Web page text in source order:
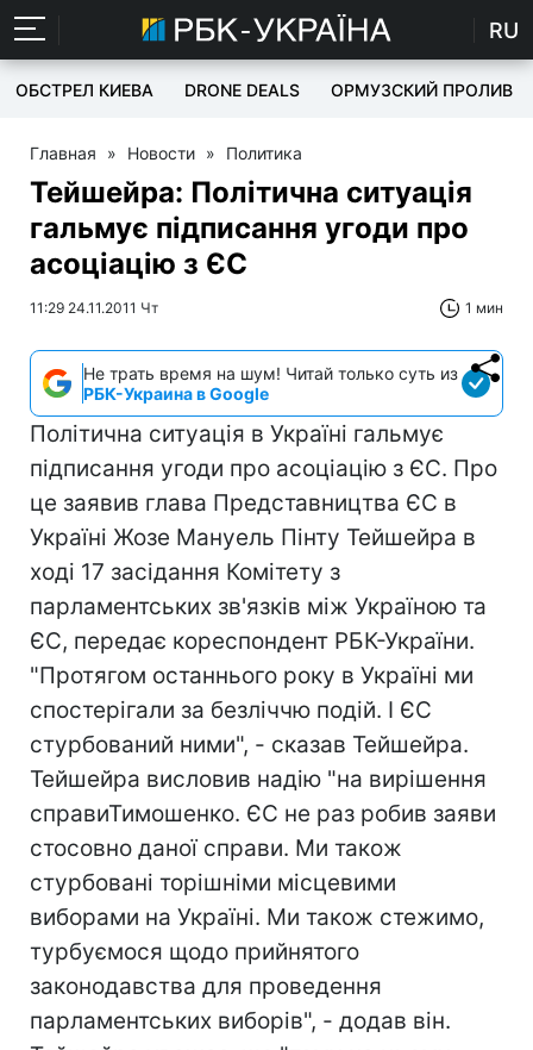
RU
ОБСТРЕЛ КИЕВА DRONE DEALS ОРМУЗСКИЙ ПРОЛИВ
Главная » Новости » Политика
Тейшейра: Політична ситуація
гальмує підписання угоди про
асоціацію з ЄС
11:29 24.11.2011 Чт 1 мин
Не трать время на шум! Читай только суть из
РБК-Украина в Google
Політична ситуація в Україні гальмує
підписання угоди про асоціацію з ЄС. Про
це заявив глава Представництва ЄС в
Україні Жозе Мануель Пінту Тейшейра в
ході 17 засідання Комітету з
парламентських зв'язків між Україною та
ЄС, передає кореспондент РБК-України.
"Протягом останнього року в Україні ми
спостерігали за безліччю подій. І ЄС
стурбований ними", - сказав Тейшейра.
Тейшейра висловив надію "на вирішення
справиТимошенко. ЄС не раз робив заяви
стосовно даної справи. Ми також
стурбовані торішніми місцевими
виборами на Україні. Ми також стежимо,
турбуємося щодо прийнятого
законодавства для проведення
парламентських виборів", - додав він.